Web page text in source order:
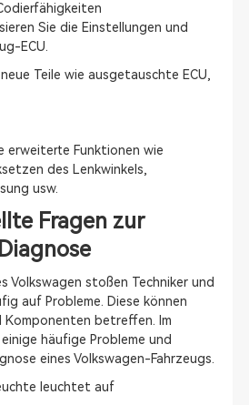
Sie die Einstellungen und
ECU.
Teile wie ausgetauschte ECU,
erweiterte Funktionen wie
des Lenkwinkels,
usw.
Fragen zur
Volkswagen stoßen Techniker und
auf Probleme. Diese können
Komponenten betreffen. Im
häufige Probleme und
eines Volkswagen-Fahrzeugs.
leuchtet auf